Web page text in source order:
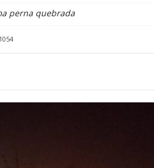
perna quebrada
1054